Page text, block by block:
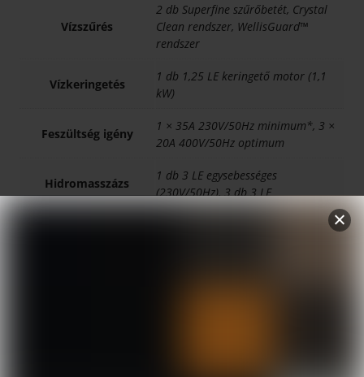
Vízszűrés
2 db Superfine szűrőbetét, Crystal
Clean rendszer, WellisGuard™
rendszer
Vízkeringetés
1 db 1,25 LE keringető motor (1,1
kW)
Feszültség igény
1 × 35A 230V/50Hz minimum*, 3 ×
20A 400V/50Hz optimum
Hidromasszázs
motor
1 db 3 LE egysebességes
(230V/50Hz), 3 db 3 LE
kétsebességes (230V/50Hz)